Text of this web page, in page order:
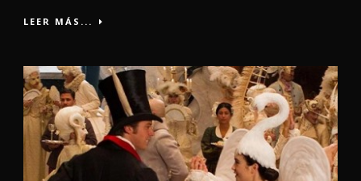
LEER MÁS...